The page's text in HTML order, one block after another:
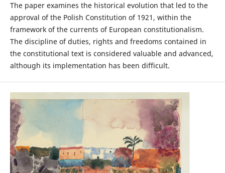
The paper examines the historical evolution that led to the
approval of the Polish Constitution of 1921, within the
framework of the currents of European constitutionalism.
The discipline of duties, rights and freedoms contained in
the constitutional text is considered valuable and advanced,
although its implementation has been difficult.